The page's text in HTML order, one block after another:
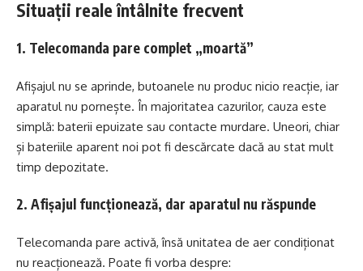
Situații reale întâlnite frecvent
1. Telecomanda pare complet „moartă”
Afișajul nu se aprinde, butoanele nu produc nicio reacție, iar
aparatul nu pornește. În majoritatea cazurilor, cauza este
simplă: baterii epuizate sau contacte murdare. Uneori, chiar
și bateriile aparent noi pot fi descărcate dacă au stat mult
timp depozitate.
2. Afișajul funcționează, dar aparatul nu răspunde
Telecomanda pare activă, însă unitatea de aer condiționat
nu reacționează. Poate fi vorba despre: